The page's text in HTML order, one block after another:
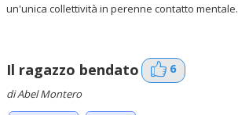
un'unica collettività in perenne contatto mentale.
Il ragazzo bendato 6
di Abel Montero